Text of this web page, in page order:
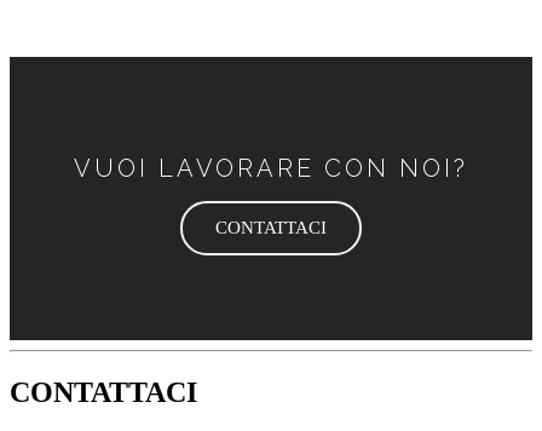
VUOI LAVORARE CON NOI?
CONTATTACI
CONTATTACI